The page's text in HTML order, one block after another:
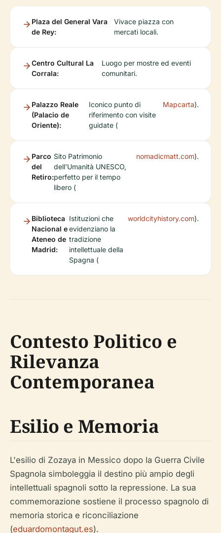
Plaza del General Vara
de Rey:
Vivace piazza con
mercati locali.
Centro Cultural La
Corrala:
Luogo per mostre ed eventi
comunitari.
Palazzo Reale
(Palacio de
Oriente):
Iconico punto di
riferimento con visite
guidate (
Mapcarta).
Parco
del
Retiro:
Sito Patrimonio
dell'Umanità UNESCO,
perfetto per il tempo
libero (
nomadicmatt.com).
Biblioteca
Nacional e
Ateneo de
Madrid:
Istituzioni che
evidenziano la
tradizione
intellettuale della
Spagna (
worldcityhistory.com).
Contesto Politico e
Rilevanza
Contemporanea
Esilio e Memoria
L'esilio di Zozaya in Messico dopo la Guerra Civile
Spagnola simboleggia il destino più ampio degli
intellettuali spagnoli sotto la repressione. La sua
commemorazione sostiene il processo spagnolo di
memoria storica e riconciliazione
(eduardomontagut.es).